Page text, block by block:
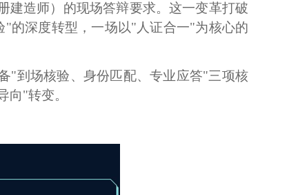
建造师）的现场答辩要求。这一变革打破
"的深度转型，一场以"人证合一"为核心的
"到场核验、身份匹配、专业应答"三项核
"转变。